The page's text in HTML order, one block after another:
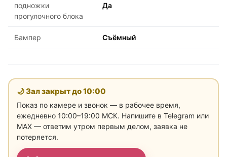
подножки
прогулочного блока
Да
Бампер Съёмный
🌙 Зал закрыт до10:00
Показ по камере и звонок — в рабочее время,
ежедневно 10:00–19:00 МСК. Напишите в Telegram или
MAX — ответим утром первым делом, заявка не
потеряется.